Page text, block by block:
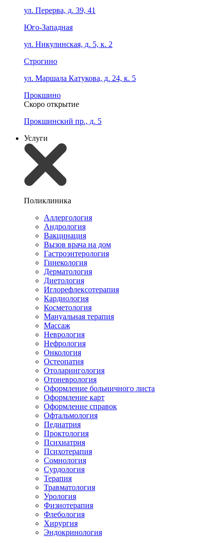
ул. Перерва, д. 39, 41
Юго-Западная
ул. Никулинская, д. 5, к. 2
Строгино
ул. Маршала Катукова, д. 24, к. 5
Прокшино
Скоро открытие
Прокшинский пр., д. 5
Услуги
Поликлиника
Аллергология
Андрология
Вакцинация
Вызов врача на дом
Гастроэнтерология
Гинекология
Дерматология
Диетология
Иглорефлексотерапия
Кардиология
Косметология
Мануальная терапия
Массаж
Неврология
Нефрология
Онкология
Остеопатия
Отоларингология
Отоневрология
Оформление больничного листа
Оформление карт
Оформление справок
Офтальмология
Педиатрия
Проктология
Психиатрия
Психотерапия
Сомнология
Сурдология
Терапия
Травматология
Урология
Физиотерапия
Флебология
Хирургия
Эндокринология